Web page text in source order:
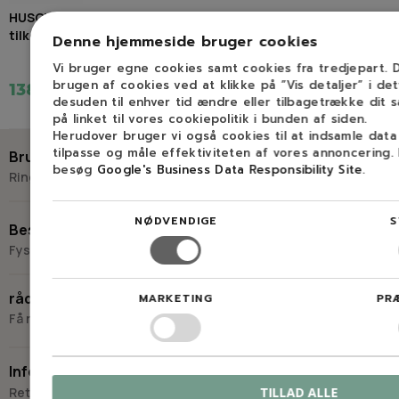
HUSQVARNA fjeder
tilkoblingsrem
138,00 kr.
Brug for hjælp?
Ring eller skriv til Savdoktoren
+45 98 17 27 33
Skriv til os
Besøg os
Fysisk butik og kompetencecenter
Virkelyst 3
9400 Nørresundby
Hverdage: 8.00-16.00
Lørdag & søndag: Lukket
råd og vejledning
Få råd og vejledning hos Savdoktoren
“Vi bygger vores løsninger på viden, erfaring og faglig indsigt
Information
Retur
Denne hjemmeside bruger cookies
Vi bruger egne cookies samt cookies fra tredjepart.
brugen af cookies ved at klikke på ”Vis detaljer” i
desuden til enhver tid ændre eller tilbagetrække dit
på linket til vores cookiepolitik i bunden af siden.
Herudover bruger vi også cookies til at indsamle
tilpasse og måle effektiviteten af vores annoncering.
besøg Google's Business Data Responsibility Site.
NØDVENDIGE
MARKETING
TILLAD ALLE